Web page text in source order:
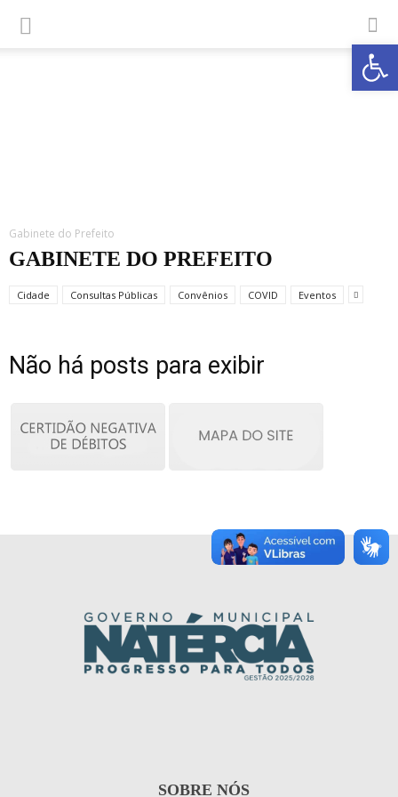
Abrir a
Gabinete do Prefeito
GABINETE DO PREFEITO
Cidade Consultas Públicas Convênios COVID Eventos
Não há posts para exibir
SOBRE NÓS